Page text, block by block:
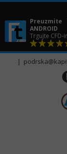
Skip
content ANDROID
Trgujte CFD-
|